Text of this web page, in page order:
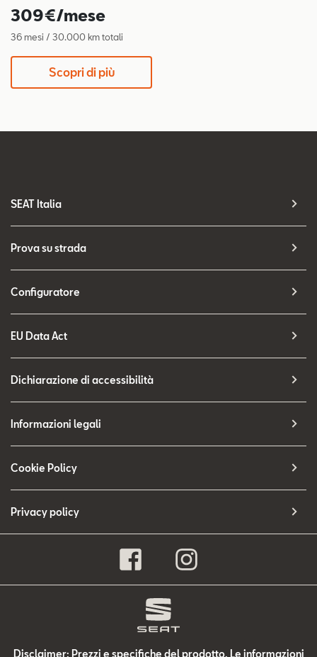
309€/mese
36 mesi / 30.000 km totali
Scopri di più
SEAT Italia
Prova su strada
Configuratore
EU Data Act
Dichiarazione di accessibilità
Informazioni legali
Cookie Policy
Privacy policy
Disclaimer: Prezzi e specifiche del prodotto. Le informazioni